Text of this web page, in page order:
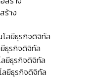
ร้าง
โลยีธุรกิจดิจิทัล
ธุรกิจดิจิทัล
ลยีธุรกิจดิจิทัล
ลยีธุรกิจดิจิทัล